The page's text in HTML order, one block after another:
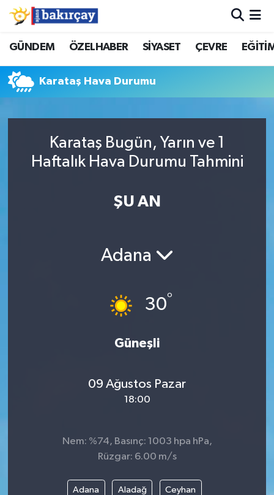
GÜNDEM ÖZELHABER SİYASET ÇEVRE
Karataş Hava Durumu
Karataş Bugün, Yarın ve 1
Haftalık Hava Durumu Tahmini
ŞU AN
Adana
30°
Güneşli
09 Ağustos Pazar
18:00
Nem: %74, Basınç: 1003 hpa hPa,
Rüzgar: 6.00 m/s
Adana Aladağ Ceyhan
İzmir Nöbetçi Eczaneler
İzmir Hava Durumu
İzmir Trafik Yoğunluk Haritası